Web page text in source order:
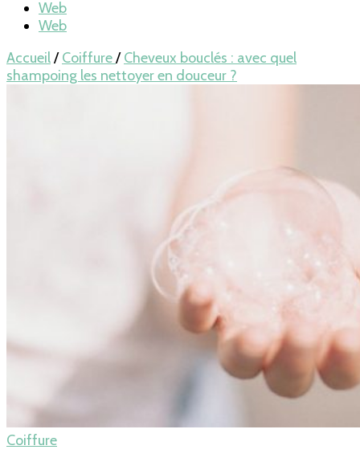
Web
Web
Accueil/ Coiffure/ Cheveux bouclés : avec quel
shampoing les nettoyer en douceur ?
Coiffure